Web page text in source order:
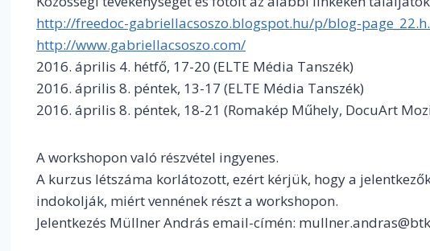
http://freedoc-gabriellacsoszo.blogspot.hu/p/blog-
http://www.gabriellacsoszo.com/
2016. április 4. hétfő, 17-20 (ELTE Média Tanszék)
2016. április 8. péntek, 13-17 (ELTE Média Tanszék)
2016. április 8. péntek, 18-21 (Romakép Műhely, DocuArt
A workshopon való részvétel ingyenes.
A kurzus létszáma korlátozott, ezért kérjük, hogy a
indokolják, miért vennének részt a workshopon.
Jelentkezés Müllner András email-címén: